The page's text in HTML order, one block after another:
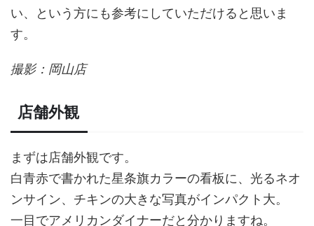
い、という方にも参考にしていただけると思いま
す。
撮影：岡山店
店舗外観
まずは店舗外観です。
白青赤で書かれた星条旗カラーの看板に、光るネオ
ンサイン、チキンの大きな写真がインパクト大。
一目でアメリカンダイナーだと分かりますね。